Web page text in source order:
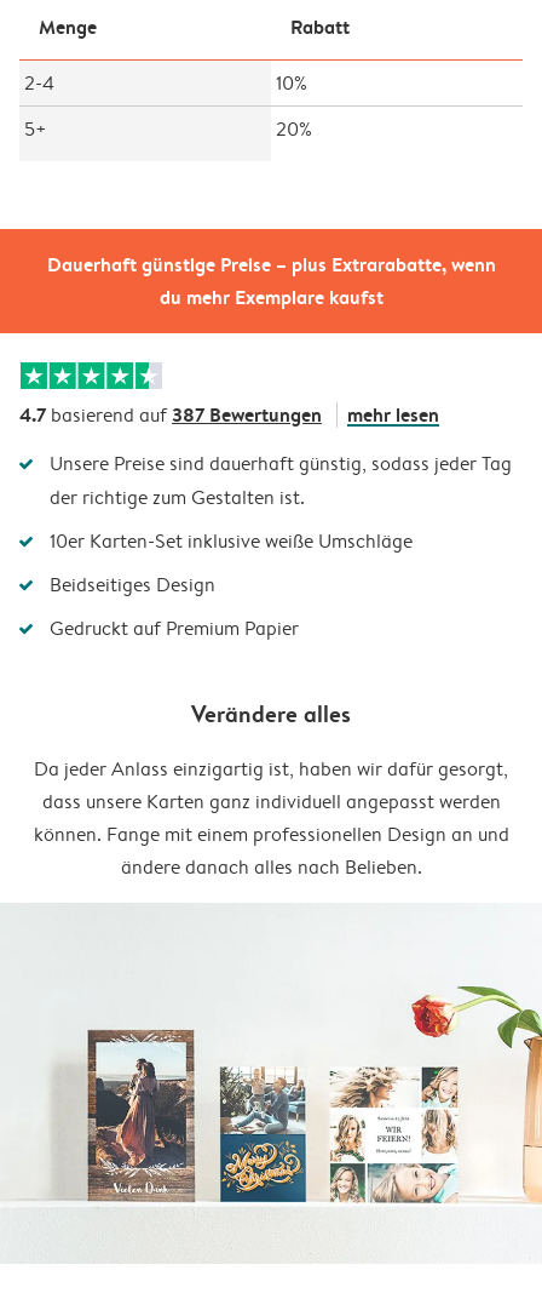
Dauerhaft günstige Preise – plus Extrarabatte, wenn
du mehr Exemplare kaufst
Menge Rabatt
2-4
10%
5+
20%
4.7 basierend auf387 Bewertungen mehr lesen
Unsere Preise sind dauerhaft günstig, sodass jeder Tag
der richtige zum Gestalten ist.
10er Karten-Set inklusive weiße Umschläge
Beidseitiges Design
Gedruckt auf Premium Papier
Verändere alles
Da jeder Anlass einzigartig ist, haben wir dafür gesorgt,
dass unsere Karten ganz individuell angepasst werden
können. Fange mit einem professionellen Design an und
ändere danach alles nach Belieben.